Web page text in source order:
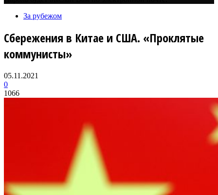
За рубежом
Сбережения в Китае и США. «Проклятые
коммунисты»
05.11.2021
0
1066